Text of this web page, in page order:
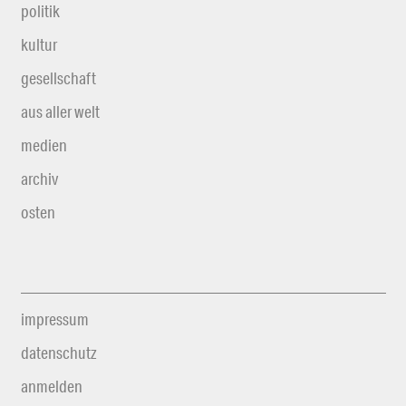
politik
kultur
gesellschaft
aus aller welt
medien
archiv
osten
impressum
datenschutz
anmelden